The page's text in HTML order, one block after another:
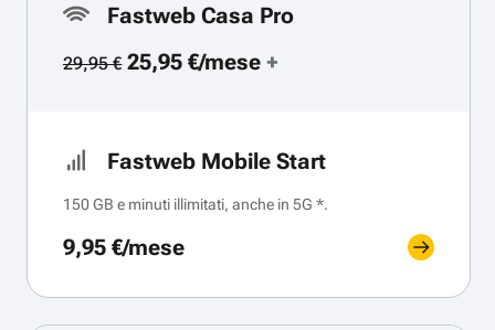
Fastweb Casa Pro
29,95 €25,95 €/mese+
Fastweb Mobile Start
150 GB e minuti illimitati, anche in 5G *.
9,95 €/mese